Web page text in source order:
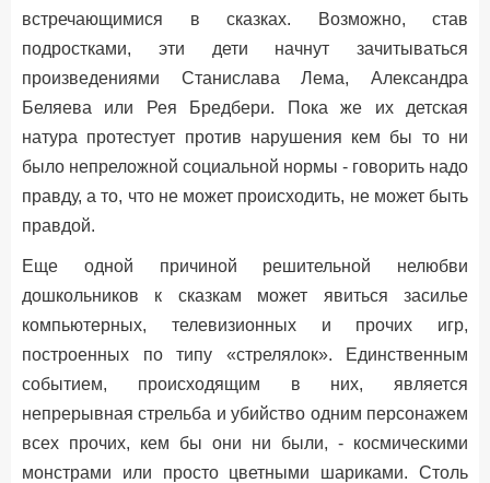
встречающимися в сказках. Возможно, став
подростками, эти дети начнут зачитываться
произведениями Станислава Лема, Александра
Беляева или Рея Бредбери. Пока же их детская
натура протестует против нарушения кем бы то ни
было непреложной социальной нормы - говорить надо
правду, а то, что не может происходить, не может быть
правдой.
Еще одной причиной решительной нелюбви
дошкольников к сказкам может явиться засилье
компьютерных, телевизионных и прочих игр,
построенных по типу «стрелялок». Единственным
событием, происходящим в них, является
непрерывная стрельба и убийство одним персонажем
всех прочих, кем бы они ни были, - космическими
монстрами или просто цветными шариками. Столь